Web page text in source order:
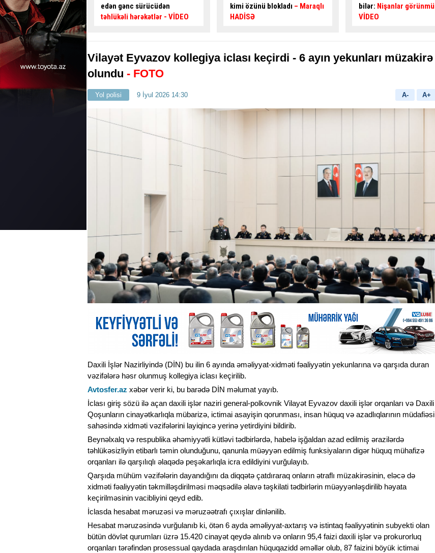
sürücüdən
- VİDEO
kimi özünü blokladı– Maraqlı
HADİSƏ
bilər:Nişanlar görünmür-
VİDEO
yeni təklif:Bu yollar
genişləndirilməlidir -
Vilayət Eyvazov kollegiya iclası keçirdi - 6 ayın yekunları müzakirə
olundu - FOTO
Yol polisi 9 İyul 2026 14:30 A- A+
Daxili İşlər Nazirliyində (DİN) bu ilin 6 ayında əməliyyat-xidməti fəaliyyətin yekunlarına və qarşıda duran
vəzifələrə həsr olunmuş kollegiya iclası keçirilib.
Avtosfer.az xəbər verir ki, bu barədə DİN məlumat yayıb.
İclası giriş sözü ilə açan daxili işlər naziri general-polkovnik Vilayət Eyvazov daxili işlər orqanları və Daxili
Qoşunların cinayətkarlıqla mübarizə, ictimai asayişin qorunması, insan hüquq və azadlıqlarının müdafiəsi
sahəsində xidməti vəzifələrini layiqincə yerinə yetirdiyini bildirib.
Beynəlxalq və respublika əhəmiyyətli kütləvi tədbirlərdə, habelə işğaldan azad edilmiş ərazilərdə
təhlükəsizliyin etibarlı təmin olunduğunu, qanunla müəyyən edilmiş funksiyaların digər hüquq mühafizə
orqanları ilə qarşılıqlı əlaqədə peşəkarlıqla icra edildiyini vurğulayıb.
Qarşıda mühüm vəzifələrin dayandığını da diqqətə çatdıraraq onların ətraflı müzakirəsinin, eləcə də
xidməti fəaliyyətin təkmilləşdirilməsi məqsədilə əlavə təşkilati tədbirlərin müəyyənləşdirilib həyata
keçirilməsinin vacibliyini qeyd edib.
İclasda hesabat məruzəsi və məruzəətrafı çıxışlar dinlənilib.
Hesabat məruzəsində vurğulanıb ki, ötən 6 ayda əməliyyat-axtarış və istintaq fəaliyyətinin subyekti olan
bütün dövlət qurumları üzrə 15.420 cinayət qeydə alınıb və onların 95,4 faizi daxili işlər və prokurorluq
orqanları tərəfindən prosessual qaydada araşdırılan hüquqazidd əməllər olub, 87 faizini böyük ictimai